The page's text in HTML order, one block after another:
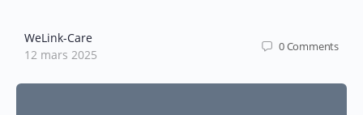
WeLink-Care
12 mars 2025
0Comments